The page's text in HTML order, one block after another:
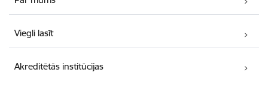
Viegli lasīt
Akreditētās institūcijas